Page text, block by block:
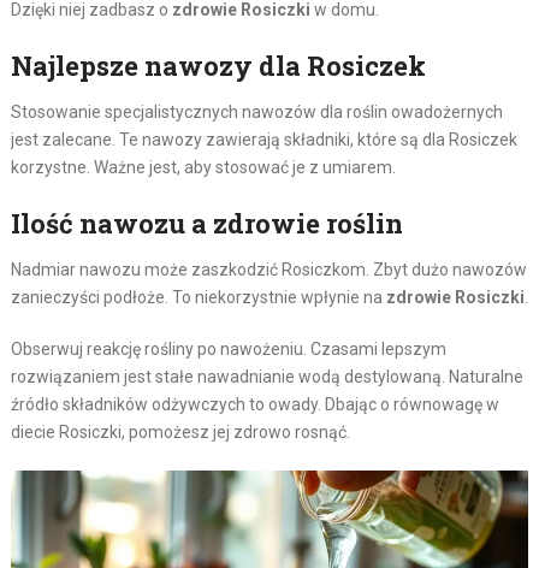
Dzięki niej zadbasz o zdrowie Rosiczki w domu.
Najlepsze nawozy dla Rosiczek
Stosowanie specjalistycznych nawozów dla roślin owadożernych
jest zalecane. Te nawozy zawierają składniki, które są dla Rosiczek
korzystne. Ważne jest, aby stosować je z umiarem.
Ilość nawozu a zdrowie roślin
Nadmiar nawozu może zaszkodzić Rosiczkom. Zbyt dużo nawozów
zanieczyści podłoże. To niekorzystnie wpłynie na zdrowie Rosiczki
Obserwuj reakcję rośliny po nawożeniu. Czasami lepszym
rozwiązaniem jest stałe nawadnianie wodą destylowaną. Naturalne
źródło składników odżywczych to owady. Dbając o równowagę w
diecie Rosiczki, pomożesz jej zdrowo rosnąć.